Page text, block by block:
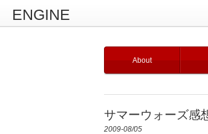
ENGINE
About
サマーウォーズ感
2009-08/05